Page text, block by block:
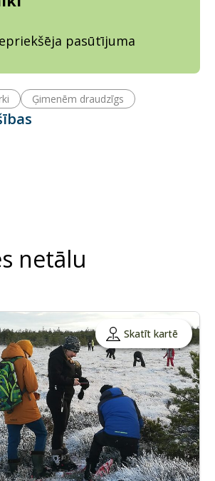
pasūtījuma
Ģimenēm draudzīgs
netālu
Skatīt kartē